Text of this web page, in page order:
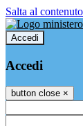
Salta al contenuto
Accedi
Accedi
button close ×